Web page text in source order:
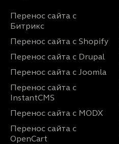
Перенос сайта с
Битрикс
Перенос сайта с Shopify
Перенос сайта с Drupal
Перенос сайта с Joomla
Перенос сайта с
InstantCMS
Перенос сайта с MODX
Перенос сайта с
OpenCart